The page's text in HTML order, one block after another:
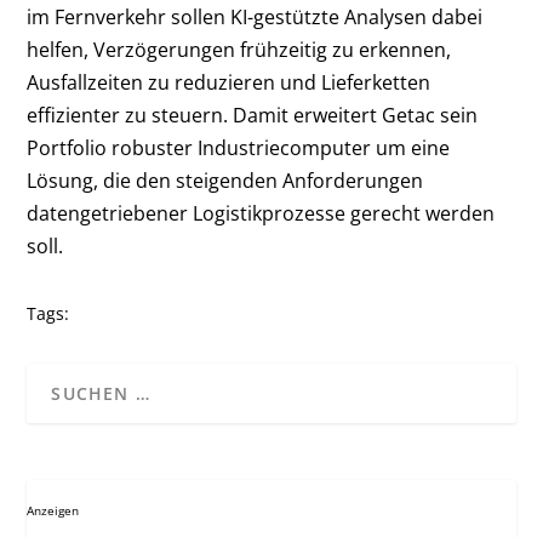
im Fernverkehr sollen KI-gestützte Analysen dabei
helfen, Verzögerungen frühzeitig zu erkennen,
Ausfallzeiten zu reduzieren und Lieferketten
effizienter zu steuern. Damit erweitert Getac sein
Portfolio robuster Industriecomputer um eine
Lösung, die den steigenden Anforderungen
datengetriebener Logistikprozesse gerecht werden
soll.
Tags:
Anzeigen